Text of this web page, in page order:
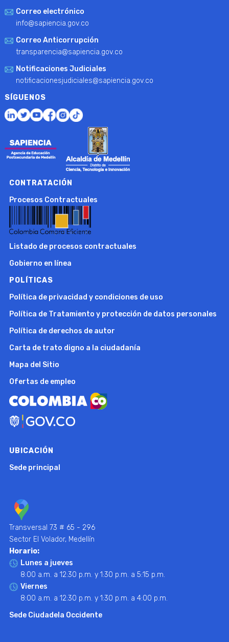
Correo electrónico
info@sapiencia.gov.co
Correo Anticorrupción
transparencia@sapiencia.gov.co
Notificaciones Judiciales
notificacionesjudiciales@sapiencia.gov.co
SÍGUENOS
CONTRATACIÓN
Procesos Contractuales
Listado de procesos contractuales
Gobierno en línea
POLÍTICAS
Política de privacidad y condiciones de uso
Política de Tratamiento y protección de datos personales
Política de derechos de autor
Carta de trato digno a la ciudadanía
Mapa del Sitio
Ofertas de empleo
UBICACIÓN
Sede principal
Transversal 73 # 65 - 296
Sector El Volador, Medellín
Horario:
Lunes a jueves
8:00 a.m. a 12:30 p.m. y 1:30 p.m. a 5:15 p.m.
Viernes
8:00 a.m. a 12:30 p.m. y 1:30 p.m. a 4:00 p.m.
Sede Ciudadela Occidente